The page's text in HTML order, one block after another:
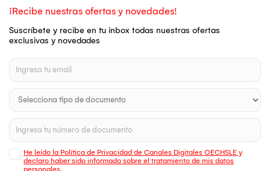
¡Recibe nuestras ofertas y novedades!
Suscríbete y recibe en tu inbox todas nuestras ofertas
exclusivas y novedades
He leído la Política de Privacidad de Canales Digitales OECHSLE y
declaro haber sido informado sobre el tratamiento de mis datos
personales.